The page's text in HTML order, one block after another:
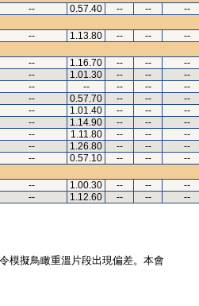
-- 0.57.40 -- --
--
-- 1.13.80 -- --
--
-- 1.16.70 -- --
--
-- 1.01.30 -- --
--
-- -- -- --
--
-- 0.57.70 -- --
--
-- 1.01.40 -- --
--
-- 1.14.90 -- --
--
-- 1.11.80 -- --
--
-- 1.26.80 -- --
--
-- 0.57.10 -- --
--
-- 1.00.30 -- --
--
-- 1.12.60 -- -- --
模擬鳥瞰重溫片段出現偏差。本會